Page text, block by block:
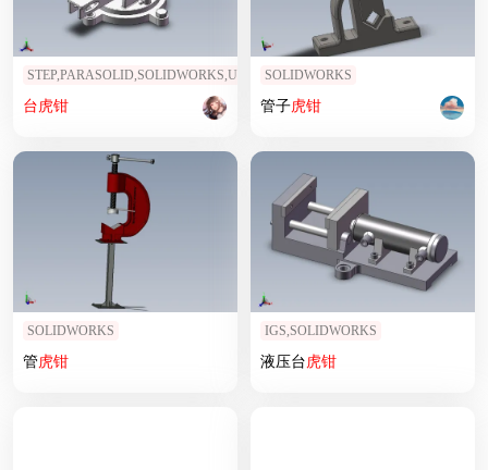
STEP,PARASOLID,SOLIDWORKS,UG
台虎钳
SOLIDWORKS
管子虎钳
SOLIDWORKS
管虎钳
IGS,SOLIDWORKS
液压台虎钳